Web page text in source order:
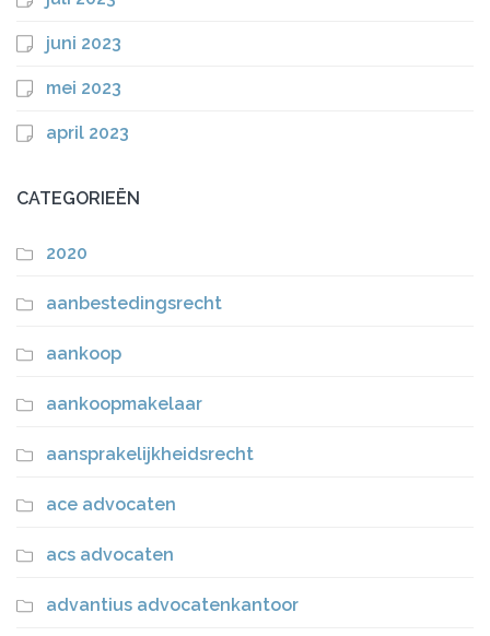
juni 2023
mei 2023
april 2023
CATEGORIEËN
2020
aanbestedingsrecht
aankoop
aankoopmakelaar
aansprakelijkheidsrecht
ace advocaten
acs advocaten
advantius advocatenkantoor